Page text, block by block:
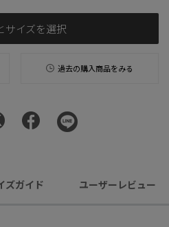
サイズを選択
過去の購入商品をみる
ズガイド ユーザーレビュー